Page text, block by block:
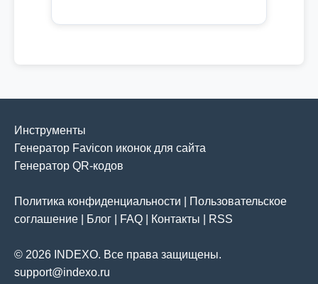
Инструменты
Генератор Favicon иконок для сайта
Генератор QR-кодов
Политика конфиденциальности
Пользовательское
соглашение
Блог FAQ Контакты RSS
© 2026 INDEXO. Все права защищены.
support@indexo.ru